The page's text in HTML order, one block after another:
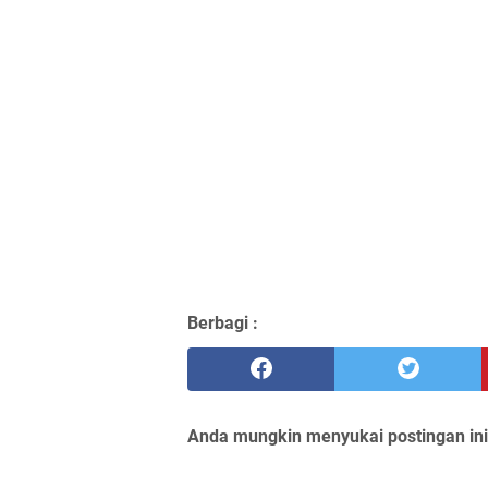
Berbagi :
Anda mungkin menyukai postingan